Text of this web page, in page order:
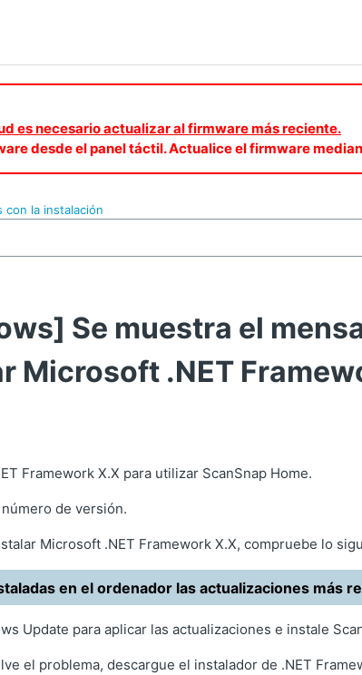
es necesario actualizar al firmware más reciente.
desde el panel táctil. Actualice el firmware
con la instalación
Se muestra el
Microsoft .NET
Framework X.X para utilizar ScanSnap Home.
de versión.
Microsoft .NET Framework X.X, compruebe lo
en el ordenador las actualizaciones más
Update para aplicar las actualizaciones e instale
el problema, descargue el instalador de .NET